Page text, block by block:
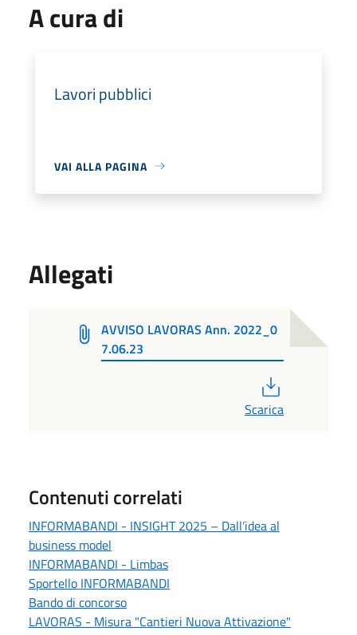
A cura di
Lavori pubblici
VAI ALLA PAGINA
Allegati
AVVISO LAVORAS Ann. 2022_0
7.06.23
Scarica
Contenuti correlati
INFORMABANDI - INSIGHT 2025 – Dall’idea al
business model
INFORMABANDI - Limbas
Sportello INFORMABANDI
Bando di concorso
LAVORAS - Misura "Cantieri Nuova Attivazione"